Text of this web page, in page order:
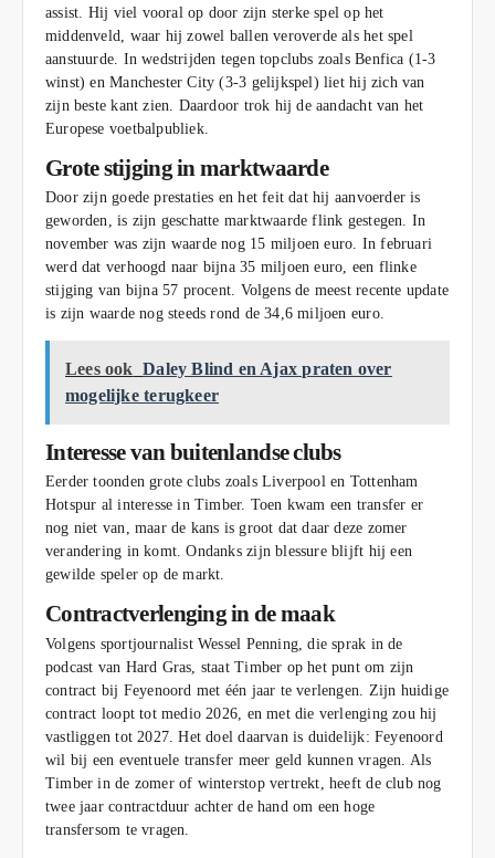
assist. Hij viel vooral op door zijn sterke spel op het
middenveld, waar hij zowel ballen veroverde als het spel
aanstuurde. In wedstrijden tegen topclubs zoals Benfica (1-3
winst) en Manchester City (3-3 gelijkspel) liet hij zich van
zijn beste kant zien. Daardoor trok hij de aandacht van het
Europese voetbalpubliek.
Grote stijging in marktwaarde
Door zijn goede prestaties en het feit dat hij aanvoerder is
geworden, is zijn geschatte marktwaarde flink gestegen. In
november was zijn waarde nog 15 miljoen euro. In februari
werd dat verhoogd naar bijna 35 miljoen euro, een flinke
stijging van bijna 57 procent. Volgens de meest recente update
is zijn waarde nog steeds rond de 34,6 miljoen euro.
Lees ook Daley Blind en Ajax praten over
mogelijke terugkeer
Interesse van buitenlandse clubs
Eerder toonden grote clubs zoals Liverpool en Tottenham
Hotspur al interesse in Timber. Toen kwam een transfer er
nog niet van, maar de kans is groot dat daar deze zomer
verandering in komt. Ondanks zijn blessure blijft hij een
gewilde speler op de markt.
Contractverlenging in de maak
Volgens sportjournalist Wessel Penning, die sprak in de
podcast van Hard Gras, staat Timber op het punt om zijn
contract bij Feyenoord met één jaar te verlengen. Zijn huidige
contract loopt tot medio 2026, en met die verlenging zou hij
vastliggen tot 2027. Het doel daarvan is duidelijk: Feyenoord
wil bij een eventuele transfer meer geld kunnen vragen. Als
Timber in de zomer of winterstop vertrekt, heeft de club nog
twee jaar contractduur achter de hand om een hoge
transfersom te vragen.